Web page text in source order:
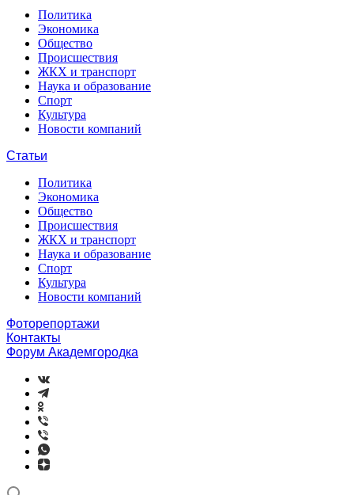
Политика
Экономика
Общество
Происшествия
ЖКХ и транспорт
Наука и образование
Спорт
Культура
Новости компаний
Статьи
Политика
Экономика
Общество
Происшествия
ЖКХ и транспорт
Наука и образование
Спорт
Культура
Новости компаний
Фоторепортажи
Контакты
Форум Академгородка